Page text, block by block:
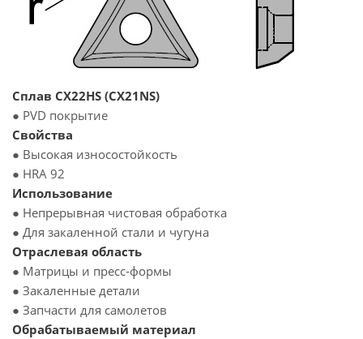
Сплав CX22HS (CX21NS)
● PVD покрытие
Свойства
● Высокая износостойкость
● HRA 92
Использование
● Непрерывная чистовая обработка
● Для закаленной стали и чугуна
Отраслевая область
● Матрицы и пресс-формы
● Закаленные детали
● Запчасти для самолетов
Обрабатываемый материал